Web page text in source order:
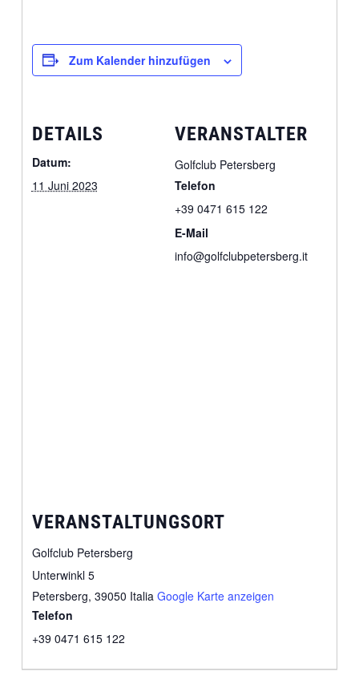
Zum Kalender hinzufügen
DETAILS
Datum:
11 Juni 2023
VERANSTALTER
Golfclub Petersberg
Telefon
+39 0471 615 122
E-Mail
info@golfclubpetersberg.it
VERANSTALTUNGSORT
Golfclub Petersberg
Unterwinkl 5
Petersberg, 39050 Italia Google Karte anzeigen
Telefon
+39 0471 615 122